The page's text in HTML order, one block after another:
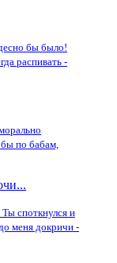
бы было!
распивать -
по бабам,
споткнулся и
меня докричи -